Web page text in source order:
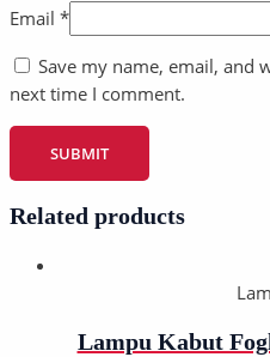
Email *
Save my name, email, and
next time I comment.
Related products
Lampu Kabut